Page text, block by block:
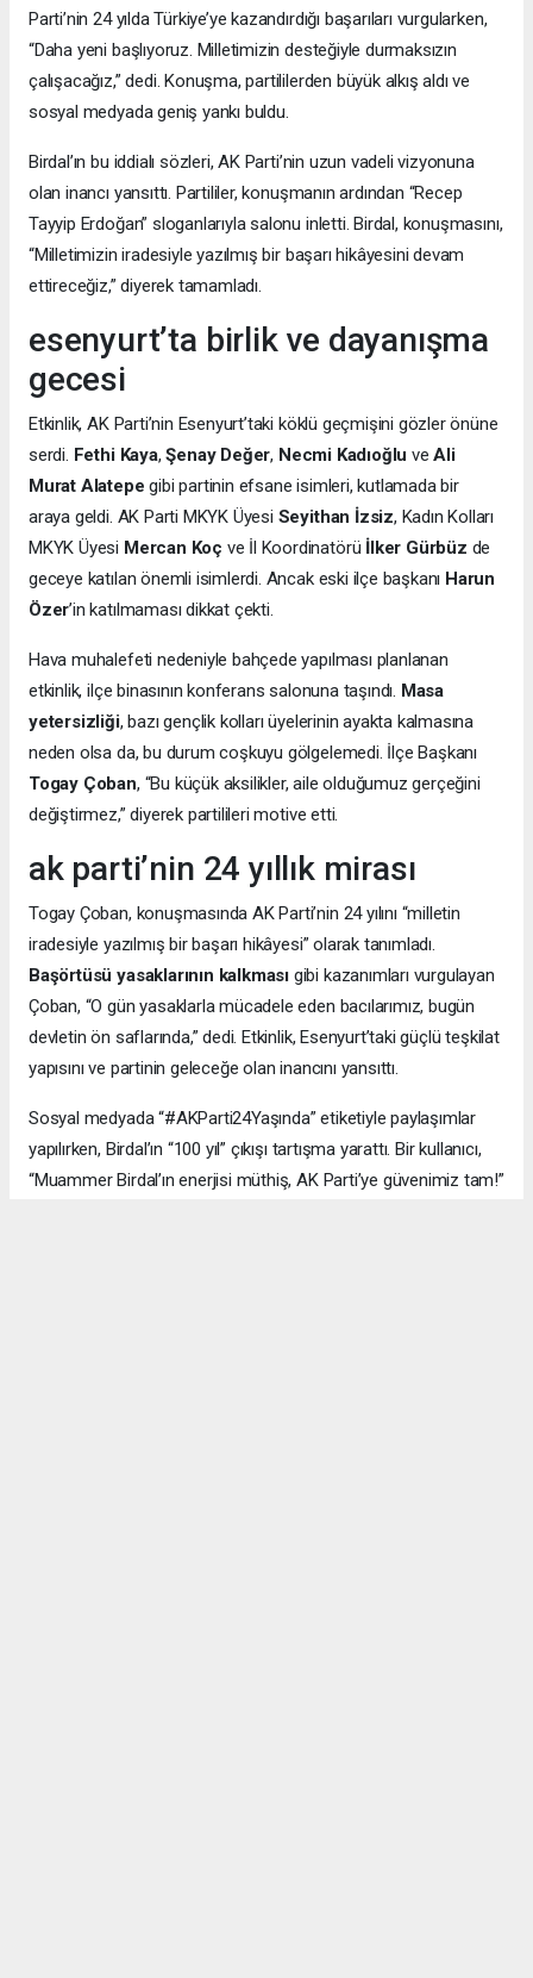
Parti’nin 24 yılda Türkiye’ye kazandırdığı başarıları vurgularken,
“Daha yeni başlıyoruz. Milletimizin desteğiyle durmaksızın
çalışacağız,” dedi. Konuşma, partililerden büyük alkış aldı ve
sosyal medyada geniş yankı buldu.
Birdal’ın bu iddialı sözleri, AK Parti’nin uzun vadeli vizyonuna
olan inancı yansıttı. Partililer, konuşmanın ardından “Recep
Tayyip Erdoğan” sloganlarıyla salonu inletti. Birdal, konuşmasını,
“Milletimizin iradesiyle yazılmış bir başarı hikâyesini devam
ettireceğiz,” diyerek tamamladı.
esenyurt’ta birlik ve dayanışma
gecesi
Etkinlik, AK Parti’nin Esenyurt’taki köklü geçmişini gözler önüne
serdi. Fethi Kaya,Şenay Değer, Necmi Kadıoğlu veAli
Murat Alatepe gibi partinin efsane isimleri, kutlamada bir
araya geldi. AK Parti MKYK Üyesi Seyithan İzsiz, Kadın Kolları
MKYK Üyesi Mercan Koç ve İl Koordinatörü İlker Gürbüz de
geceye katılan önemli isimlerdi. Ancak eski ilçe başkanı Harun
Özer’in katılmaması dikkat çekti.
Hava muhalefeti nedeniyle bahçede yapılması planlanan
etkinlik, ilçe binasının konferans salonuna taşındı. Masa
yetersizliği, bazı gençlik kolları üyelerinin ayakta kalmasına
neden olsa da, bu durum coşkuyu gölgelemedi. İlçe Başkanı
Togay Çoban, “Bu küçük aksilikler, aile olduğumuz gerçeğini
değiştirmez,” diyerek partilileri motive etti.
ak parti’nin 24 yıllık mirası
Togay Çoban, konuşmasında AK Parti’nin 24 yılını “milletin
iradesiyle yazılmış bir başarı hikâyesi” olarak tanımladı.
Başörtüsü yasaklarının kalkması gibi kazanımları vurgulayan
Çoban, “O gün yasaklarla mücadele eden bacılarımız, bugün
devletin ön saflarında,” dedi. Etkinlik, Esenyurt’taki güçlü teşkilat
yapısını ve partinin geleceğe olan inancını yansıttı.
Sosyal medyada “#AKParti24Yaşında” etiketiyle paylaşımlar
yapılırken, Birdal’ın “100 yıl” çıkışı tartışma yarattı. Bir kullanıcı,
“Muammer Birdal’ın enerjisi müthiş, AK Parti’ye güvenimiz tam!”